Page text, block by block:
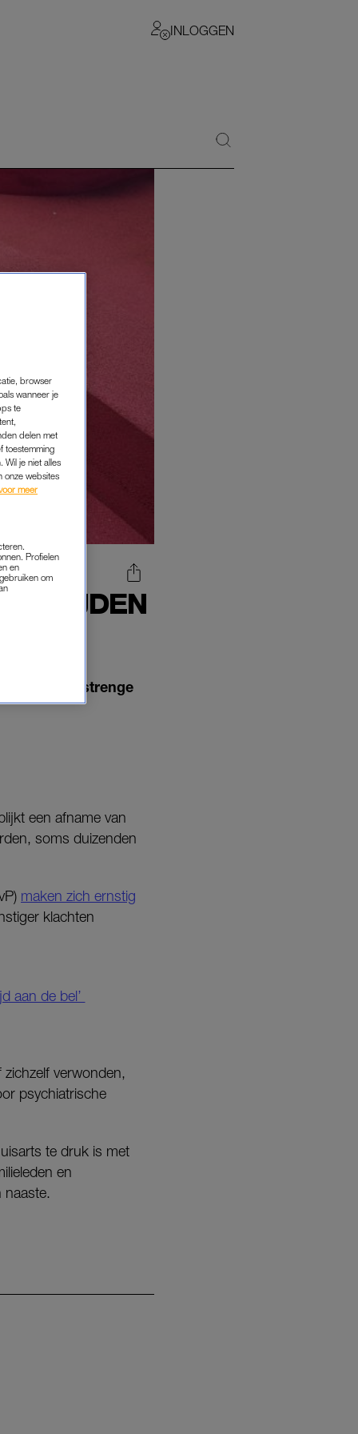
INLOGGEN
MIJDEN
sinds de strenge
een afname van
soms duizenden
maken zich ernstig
klachten
aan de bel’
verwonden,
psychiatrische
te druk is met
en
naaste.
browser
wanneer je
te
delen met
toestemming
Wil je niet alles
onze websites
meer
Profielen
en
om